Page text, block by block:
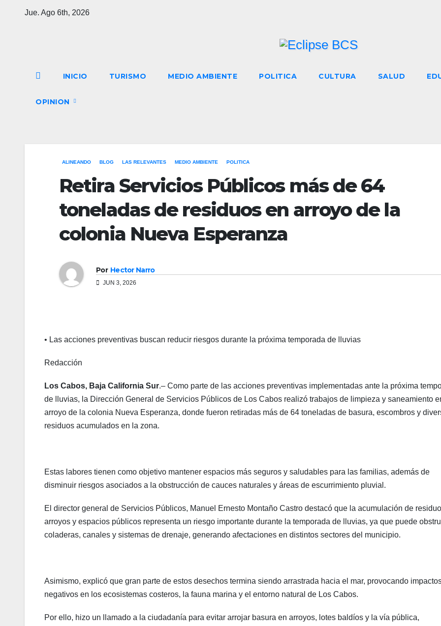
Jue. Ago 6th, 2026
INICIO TURISMO MEDIO AMBIENTE POLITICA CULTURA SALUD
OPINION
ALINEANDO BLOG LAS RELEVANTES MEDIO AMBIENTE POLITICA
Retira Servicios Públicos más de 64
toneladas de residuos en arroyo de la
colonia Nueva Esperanza
Por Hector Narro
JUN 3, 2026
• Las acciones preventivas buscan reducir riesgos durante la próxima temporada de lluvias
Redacción
Los Cabos, Baja California Sur.– Como parte de las acciones preventivas implementadas ante la próxima
de lluvias, la Dirección General de Servicios Públicos de Los Cabos realizó trabajos de limpieza y saneamiento
arroyo de la colonia Nueva Esperanza, donde fueron retiradas más de 64 toneladas de basura, escombros y
residuos acumulados en la zona.
Estas labores tienen como objetivo mantener espacios más seguros y saludables para las familias, además de
disminuir riesgos asociados a la obstrucción de cauces naturales y áreas de escurrimiento pluvial.
El director general de Servicios Públicos, Manuel Ernesto Montaño Castro destacó que la acumulación de
arroyos y espacios públicos representa un riesgo importante durante la temporada de lluvias, ya que puede
coladeras, canales y sistemas de drenaje, generando afectaciones en distintos sectores del municipio.
Asimismo, explicó que gran parte de estos desechos termina siendo arrastrada hacia el mar, provocando
negativos en los ecosistemas costeros, la fauna marina y el entorno natural de Los Cabos.
Por ello, hizo un llamado a la ciudadanía para evitar arrojar basura en arroyos, lotes baldíos y la vía pública,